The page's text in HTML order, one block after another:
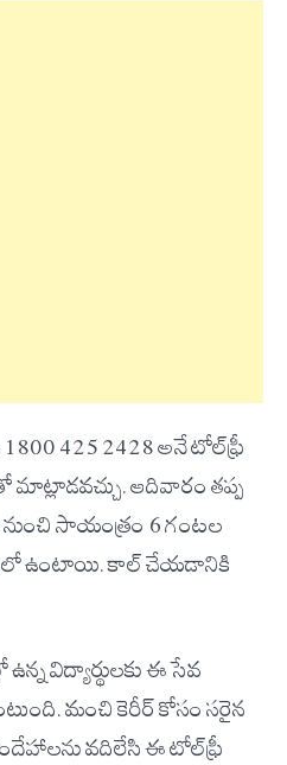
1800 425 2428 అనే టోల్‌ఫ్రీ
మాట్లాడవచ్చు. ఆదివారం తప్ప
సాయంత్రం 6 గంటల
ఉంటాయి. కాల్ చేయడానికి
విద్యార్థులకు ఈ సేవ
మంచి కెరీర్ కోసం సరైన
వదిలేసి ఈ టోల్‌ఫ్రీ